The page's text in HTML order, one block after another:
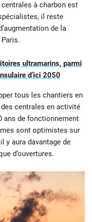
à charbon est
il reste
de la
ultramarins, parmi
d’ici 2050
tous les chantiers en
centrales en activité
ans de fonctionnement
sont optimistes sur
y aura davantage de
d’ouvertures.